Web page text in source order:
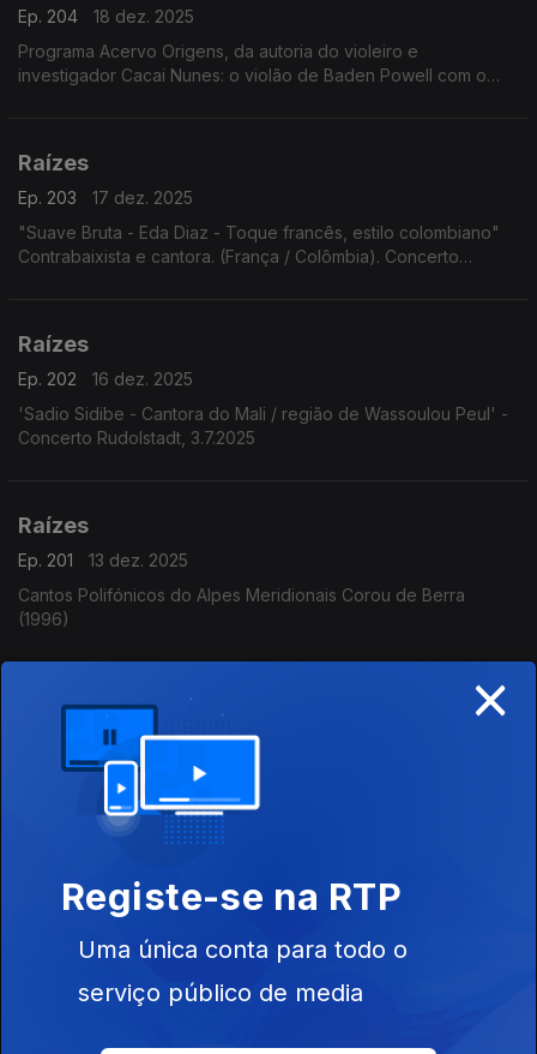
Ep. 204
18 dez. 2025
Programa Acervo Origens, da autoria do violeiro e
investigador Cacai Nunes: o violão de Baden Powell com o
Raízes
Ep. 203
17 dez. 2025
"Suave Bruta - Eda Diaz - Toque francês, estilo colombiano"
Contrabaixista e cantora. (França / Colômbia). Concerto
Raízes
Ep. 202
16 dez. 2025
'Sadio Sidibe - Cantora do Mali / região de Wassoulou Peul' -
Concerto Rudolstadt, 3.7.2025
Raízes
Ep. 201
13 dez. 2025
Cantos Polifónicos do Alpes Meridionais Corou de Berra
(1996)
Raízes
12 dez. 2025
Música da Mongólia - Canto da garganta Baatsorig Vaanchig -
The Great Ginggis Khaan (2022)
Raízes
11 dez. 2025
Programa Acervo Origens, da autoria do violeiro e
investigador Cacai Nunes: choros e sambas com Eugène
D'Hellemmes e Orquestra RGE, ijexás com a Banda Filhos de
×
Registe-se na RTP
Uma única conta para todo o
serviço público de media